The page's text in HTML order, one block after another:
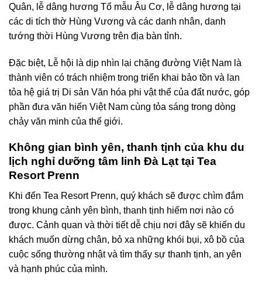
Quân, lễ dâng hương Tổ mẫu Âu Cơ, lễ dâng hương tại
các di tích thờ Hùng Vương và các danh nhân, danh
tướng thời Hùng Vương trên địa bàn tỉnh.
Đặc biệt, Lễ hội là dịp nhìn lại chặng đường Việt Nam là
thành viên có trách nhiệm trong triển khai bảo tồn và lan
tỏa hệ giá trị Di sản Văn hóa phi vật thể của đất nước, góp
phần đưa văn hiến Việt Nam cùng tỏa sáng trong dòng
chảy văn minh của thế giới.
Không gian bình yên, thanh tịnh của khu du
lịch nghỉ dưỡng tâm linh Đà Lạt tại Tea
Resort Prenn
Khi đến Tea Resort Prenn, quý khách sẽ được chìm đắm
trong khung cảnh yên bình, thanh tịnh hiếm nơi nào có
được. Cảnh quan và thời tiết dễ chịu nơi đây sẽ khiến du
khách muốn dừng chân, bỏ xa những khói bụi, xô bồ của
cuộc sống thường nhật và tìm thấy sự thanh tịnh, an yên
và hạnh phúc của mình.